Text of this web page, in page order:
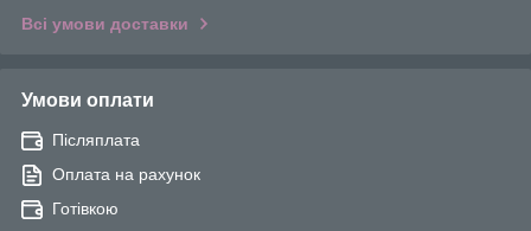
Всі умови доставки
Умови оплати
Післяплата
Оплата на рахунок
Готівкою